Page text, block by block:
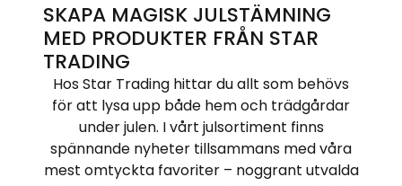
SKAPA MAGISK JULSTÄMNING
MED PRODUKTER FRÅN STAR
TRADING
Hos Star Trading hittar du allt som behövs
för att lysa upp både hem och trädgårdar
under julen. I vårt julsortiment finns
spännande nyheter tillsammans med våra
mest omtyckta favoriter – noggrant utvalda